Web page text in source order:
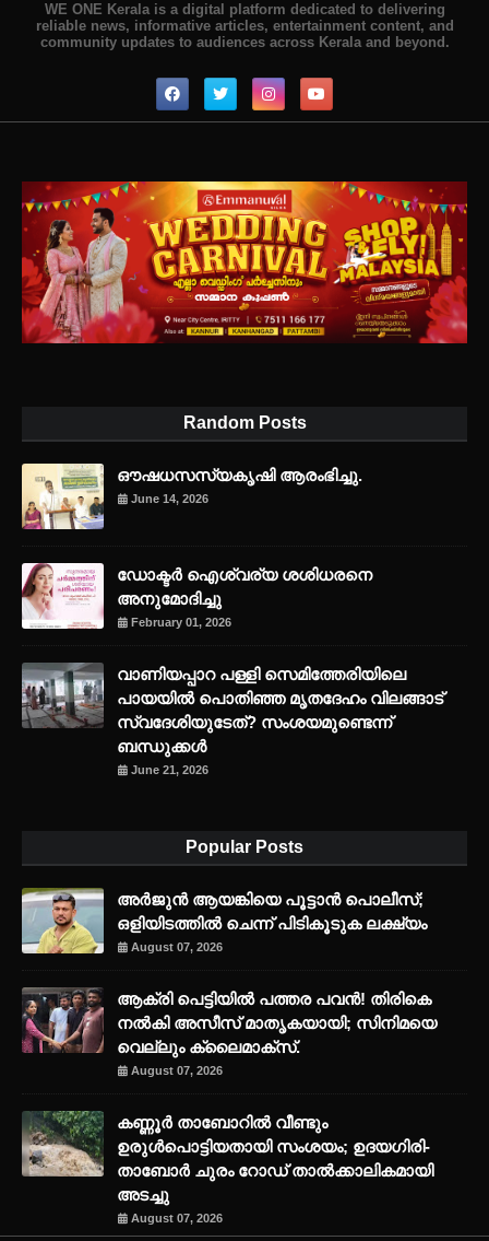
WE ONE Kerala is a digital platform dedicated to delivering
reliable news, informative articles, entertainment content, and
community updates to audiences across Kerala and beyond.
Random Posts
ഔഷധസസ്യകൃഷി ആരംഭിച്ചു.
June 14, 2026
ഡോക്ടർ ഐശ്വര്യ ശശിധരനെ
അനുമോദിച്ചു
February 01, 2026
വാണിയപ്പാറ പള്ളി സെമിത്തേരിയിലെ
പായയിൽ പൊതിഞ്ഞ മൃതദേഹം വിലങ്ങാട്
സ്വദേശിയുടേത്? സംശയമുണ്ടെന്ന്
ബന്ധുക്കൾ
June 21, 2026
Popular Posts
അര്‍ജുന്‍ ആയങ്കിയെ പൂട്ടാന്‍ പൊലീസ്;
ഒളിയിടത്തില്‍ ചെന്ന് പിടികൂടുക ലക്ഷ്യം
August 07, 2026
ആക്രി പെട്ടിയിൽ പത്തര പവൻ! തിരികെ
നൽകി അസീസ് മാതൃകയായി; സിനിമയെ
വെല്ലും ക്ലൈമാക്സ്.
August 07, 2026
കണ്ണൂർ താബോറിൽ വീണ്ടും
ഉരുൾപൊട്ടിയതായി സംശയം; ഉദയഗിരി-
താബോർ ചുരം റോഡ് താൽക്കാലികമായി
അടച്ചു
August 07, 2026